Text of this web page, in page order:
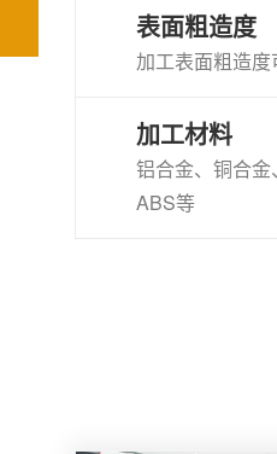
表面粗造度
加工表面粗造
加工材料
铝合金、铜合金
ABS等